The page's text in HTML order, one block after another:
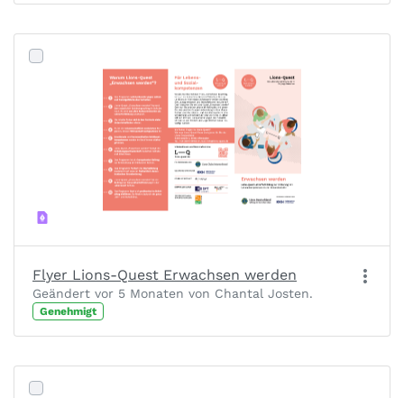
Flyer Lions-Quest Erwachsen werden
Geändert vor 5 Monaten von Chantal Josten.
Genehmigt